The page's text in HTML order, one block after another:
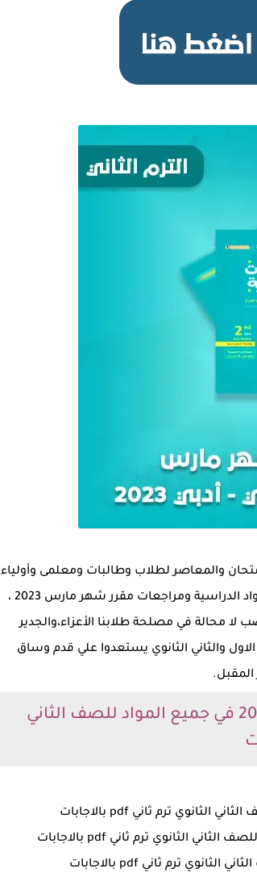
والمعاصر لطلاب وطالبات ومعلمى وأولياء
أمور الصف الثاني الثانوي وهي نماذج امتحانات في جميع المواد الدراسية ومراجعات مقرر شهر مارس 2023 ،
لا محالة في مصلحة طلابنا الأعزاء،والجدير
والثاني الثانوي يستعدوا علي قدم وساق
نماذج مراجعة و امتحانات شهر مارس 2023 في جميع المواد للصف الثاني